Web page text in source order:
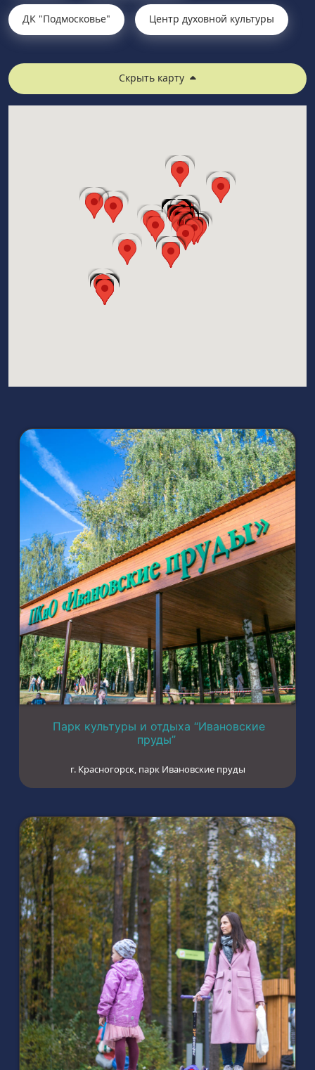
ДК "Подмосковье" Центр духовной культуры
Скрыть карту
Парк культуры и отдыха “Ивановские
пруды”
г. Красногорск, парк Ивановские пруды